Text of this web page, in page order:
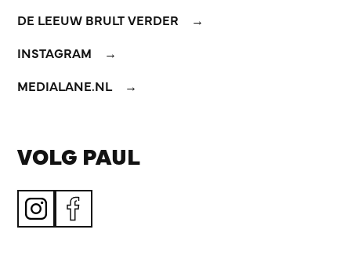
DE LEEUW BRULT VERDER
INSTAGRAM
MEDIALANE.NL
VOLG PAUL